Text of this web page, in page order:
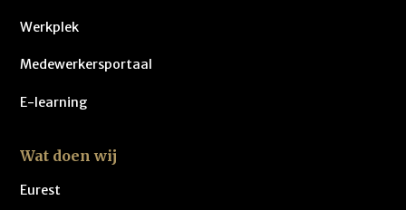
Werkplek
Medewerkersportaal
E-learning
Wat doen wij
Eurest